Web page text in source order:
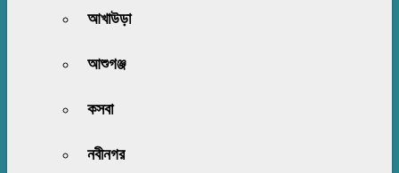
আখাউড়া
আশুগঞ্জ
কসবা
নবীনগর